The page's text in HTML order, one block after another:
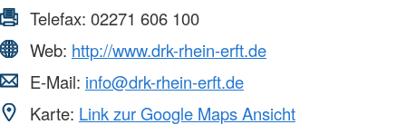
Telefax: 02271 606 100
Web: http://www.drk-rhein-erft.de
E-Mail: info@drk-rhein-erft.de
Karte: Link zur Google Maps Ansicht